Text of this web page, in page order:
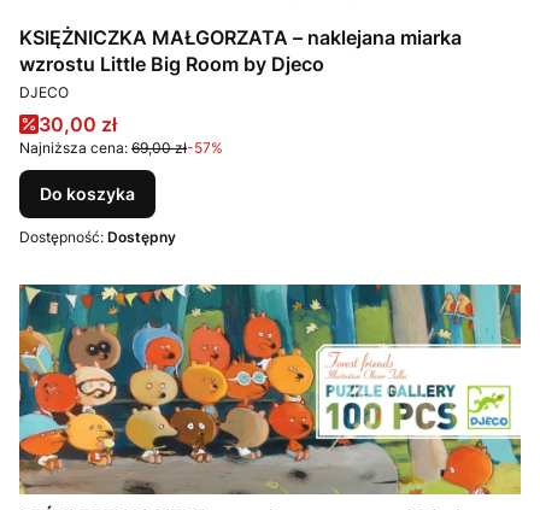
KSIĘŻNICZKA MAŁGORZATA – naklejana miarka
wzrostu Little Big Room by Djeco
PRODUCENT
DJECO
Cena promocyjna
30,00 zł
Najniższa cena: 69,00 zł-57%
Do koszyka
Dostępność: Dostępny